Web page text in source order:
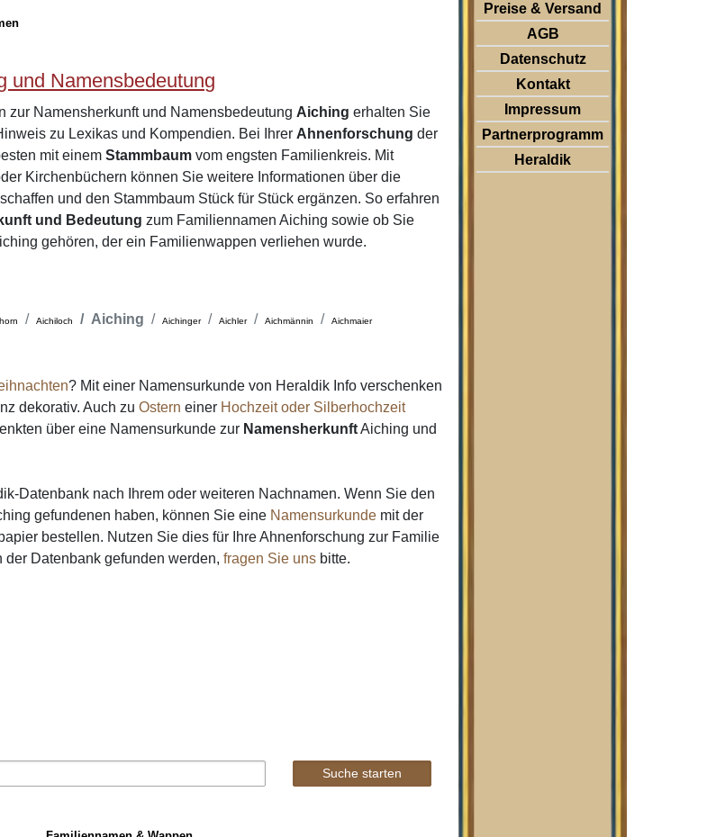
und Namensbedeutung
zur Namensherkunft und Namensbedeutung Aiching erhalten Sie
zu Lexikas und Kompendien. Bei Ihrer Ahnenforschung der
mit einemStammbaum vom engsten Familienkreis. Mit
Kirchenbüchern können Sie weitere Informationen über die
und den Stammbaum Stück für Stück ergänzen. So erfahren
und Bedeutung zum Familiennamen Aiching sowie ob Sie
gehören, der ein Familienwappen verliehen wurde.
Aichiloch Aiching Aichinger Aichler Aichmännin Aichmaier
? Mit einer Namensurkunde von Heraldik Info verschenken
dekorativ. Auch zuOstern einer Hochzeit oder Silberhochzeit
über eine Namensurkunde zur NamensherkunftAiching und
Datenbank nach Ihrem oder weiteren Nachnamen. Wenn Sie den
gefundenen haben, können Sie eine Namensurkunde mit der
bestellen. Nutzen Sie dies für Ihre Ahnenforschung zur Familie
der Datenbank gefunden werden,fragen Sie uns bitte.
Preise & Versand
AGB
Datenschutz
Kontakt
Impressum
Partnerprogramm
Heraldik